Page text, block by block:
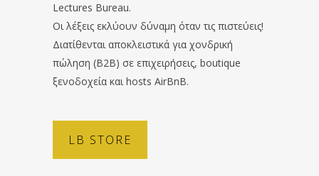
Lectures Bureau.
Οι λέξεις εκλύουν δύναμη όταν τις πιστεύεις!
Διατίθενται αποκλειστικά για χονδρική
πώληση (B2B) σε επιχειρήσεις, boutique
ξενοδοχεία και hosts AirBnB.
LB STORE